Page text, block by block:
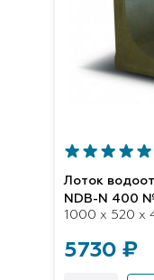
Лоток
NDB-N 400
1000 x 520 x
5730 ₽